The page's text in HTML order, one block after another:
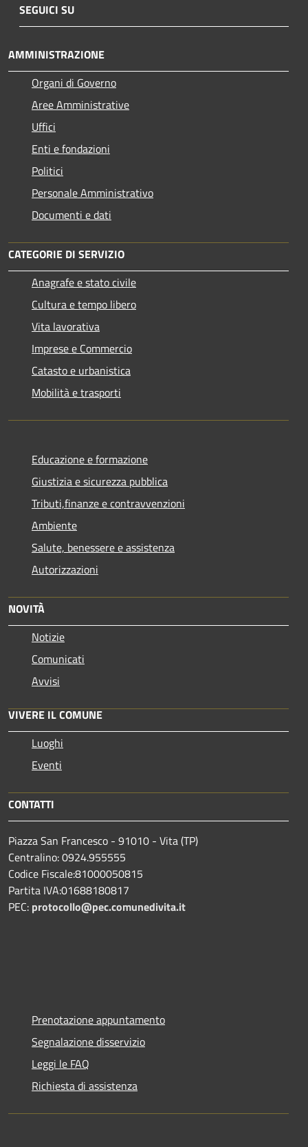
SEGUICI SU
AMMINISTRAZIONE
Organi di Governo
Aree Amministrative
Uffici
Enti e fondazioni
Politici
Personale Amministrativo
Documenti e dati
CATEGORIE DI SERVIZIO
Anagrafe e stato civile
Cultura e tempo libero
Vita lavorativa
Imprese e Commercio
Catasto e urbanistica
Mobilità e trasporti
Educazione e formazione
Giustizia e sicurezza pubblica
Tributi,finanze e contravvenzioni
Ambiente
Salute, benessere e assistenza
Autorizzazioni
NOVITÀ
Notizie
Comunicati
Avvisi
VIVERE IL COMUNE
Luoghi
Eventi
CONTATTI
Piazza San Francesco - 91010 - Vita (TP)
Centralino: 0924.955555
Codice Fiscale:81000050815
Partita IVA:01688180817
PEC: protocollo@pec.comunedivita.it
Prenotazione appuntamento
Segnalazione disservizio
Leggi le FAQ
Richiesta di assistenza